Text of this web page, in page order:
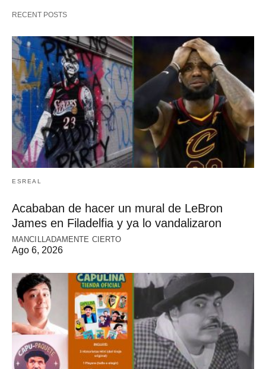
RECENT POSTS
ESREAL
Acababan de hacer un mural de LeBron
James en Filadelfia y ya lo vandalizaron
MANCILLADAMENTE CIERTO
Ago 6, 2026